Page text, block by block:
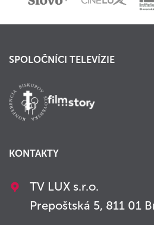
SPOLOČNÍCI TELEVÍZIE
KONTAKTY
TV LUX s.r.o.
Prepoštská 5, 811 01